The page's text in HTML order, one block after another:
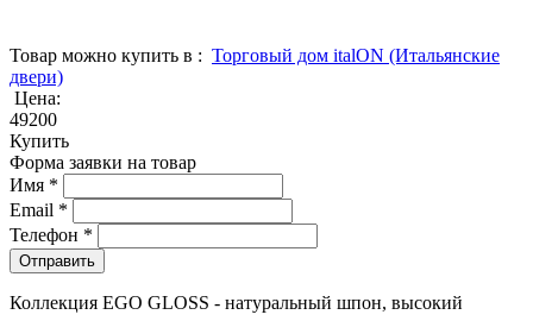
Товар можно купить в : Торговый дом italON (Итальянские
двери)
Цена:
49200
Купить
Форма заявки на товар
Имя *
Email *
Телефон *
Коллекция EGO GLOSS - натуральный шпон, высокий